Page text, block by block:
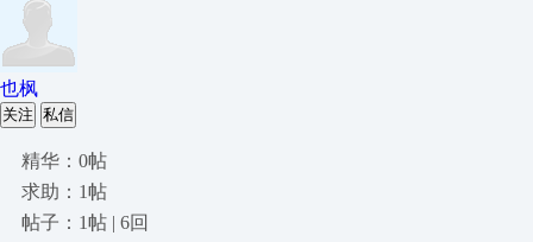
也枫
关注 私信
精华：0帖
求助：1帖
帖子：1帖 | 6回